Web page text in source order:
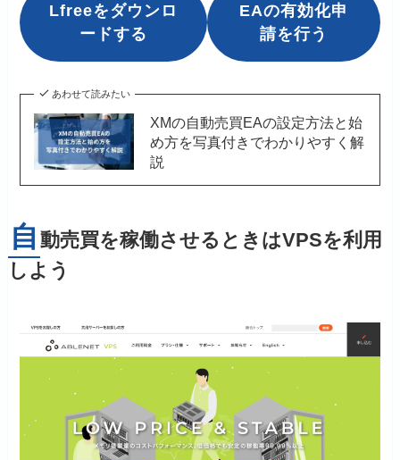
Lfreeをダウンロ
ードする
EAの有効化申
請を行う
あわせて読みたい
XMの自動売買EAの設定方法と始
め方を写真付きでわかりやすく解
説
自 動売買を稼働させるときはVPSを利用
しよう